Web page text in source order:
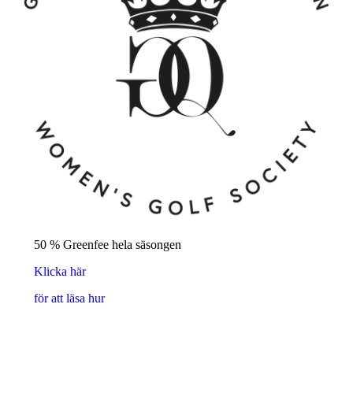
50 % Greenfee hela säsongen
Klicka här
för att läsa hur